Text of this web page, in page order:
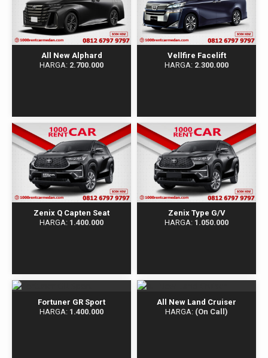
All New Alphard
HARGA: 2.700.000
Vellfire Facelift
HARGA: 2.300.000
Zenix Q Capten Seat
HARGA: 1.400.000
Zenix Type G/V
HARGA: 1.050.000
Fortuner GR Sport
HARGA: 1.400.000
All New Land Cruiser
HARGA: (On Call)